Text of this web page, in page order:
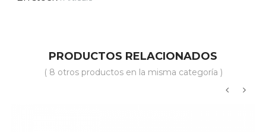
PRODUCTOS RELACIONADOS
( 8 otros productos en la misma categoría )